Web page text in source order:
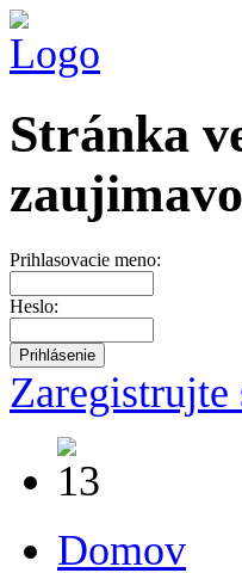
Stránka
Prihlasovacie meno:
Heslo:
Zaregistrujte
Domov